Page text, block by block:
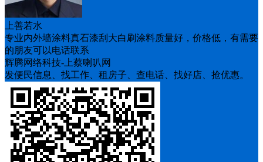
上善若水
专业内外墙涂料真石漆刮大白刷涂料质量好，价格低，有需要
的朋友可以电话联系
辉腾网络科技-上蔡喇叭网
发便民信息、找工作、租房子、查电话、找好店、抢优惠。